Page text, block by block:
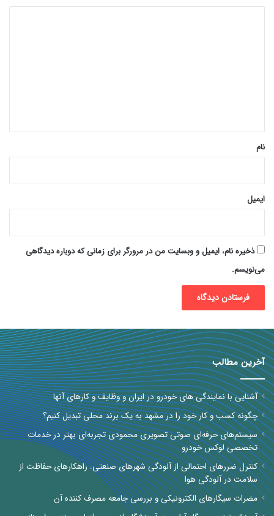
نام
ایمیل
ذخیره نام، ایمیل و وبسایت من در مرورگر برای زمانی که دوباره دیدگاهی
می‌نویسم.
آخرین مطالب
آشنایی با نمایندگی های خودرو در ایران و وظایف و کارهای آنها
چگونه کسب و کار خود را در مشهد به یک برند محلی تبدیل کنیم؟
سیستم‌های حرفه‌ای صوتی تصویری محمودی تجربه‌ای بهتر در خدمات
تخصصی لوکس خودرو
کنترل ضررهای احتمالی از آلودگی شهرهای صنعتی: راهکارهای حفاظت از
سلامت در آلودگی هوا
مضرات سیگارهای الکترونیکی و بررسی جامعه مصرف کننده آن